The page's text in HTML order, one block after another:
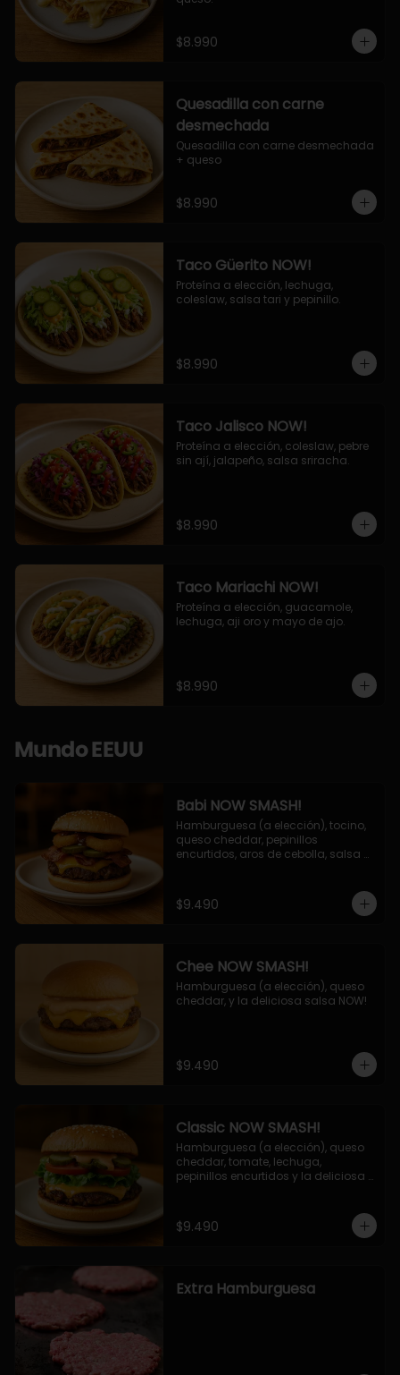
$8.990
Quesadilla con carne
desmechada
Quesadilla con carne desmechada
+ queso
$8.990
Taco Güerito NOW!
Proteína a elección, lechuga,
coleslaw, salsa tari y pepinillo.
$8.990
Taco Jalisco NOW!
Proteína a elección, coleslaw, pebre
sin ají, jalapeño, salsa sriracha.
$8.990
Taco Mariachi NOW!
Proteína a elección, guacamole,
lechuga, aji oro y mayo de ajo.
$8.990
Mundo EEUU
Babi NOW SMASH!
Hamburguesa (a elección), tocino,
queso cheddar, pepinillos
encurtidos, aros de cebolla, salsa
$9.490
Chee NOW SMASH!
Hamburguesa (a elección), queso
cheddar, y la deliciosa salsa NOW!
$9.490
Classic NOW SMASH!
Hamburguesa (a elección), queso
cheddar, tomate, lechuga,
pepinillos encurtidos y la deliciosa
$9.490
Extra Hamburguesa